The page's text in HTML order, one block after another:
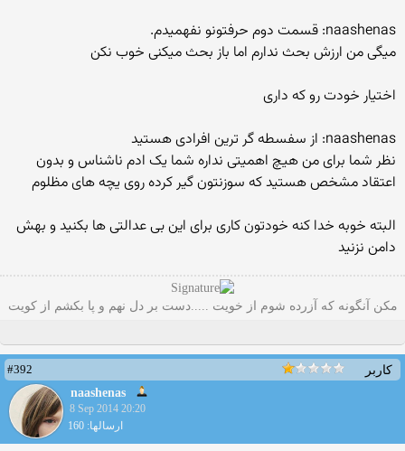
naashenas: قسمت دوم حرفتونو نفهمیدم.
میگی من ارزش بحث ندارم اما باز بحث میکنی خوب نکن
اختیار خودت رو که داری
naashenas: از سفسطه گر ترین افرادی هستید
نظر شما برای من هیچ اهمیتی نداره شما یک ادم ناشناس و بدون
اعتقاد مشخص هستید که سوزنتون گیر کرده روی یچه های مظلوم
البته خوبه خدا کنه خودتون کاری برای این بی عدالتی ها بکنید و بهش
دامن نزنید
مکن آنگونه که آزرده شوم از خویت .....دست بر دل نهم و پا بکشم از کویت
کاربر
#392
naashenas
8 Sep 2014 20:20
ارسالها: 160